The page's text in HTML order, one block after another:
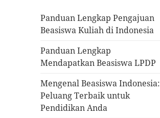
Panduan Lengkap Pengajuan
Beasiswa Kuliah di Indonesia
Panduan Lengkap
Mendapatkan Beasiswa LPDP
Mengenal Beasiswa Indonesia:
Peluang Terbaik untuk
Pendidikan Anda